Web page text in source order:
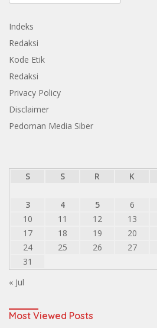
Indeks
Redaksi
Kode Etik
Redaksi
Privacy Policy
Disclaimer
Pedoman Media Siber
S
S R K
3
4 5 6
10
11 12 13
17
18 19 20
24
25 26 27
31
« Jul
Most Viewed Posts